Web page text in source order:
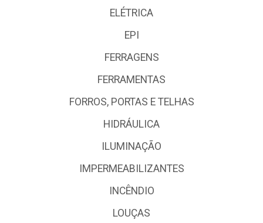
ELÉTRICA
EPI
FERRAGENS
FERRAMENTAS
FORROS, PORTAS E TELHAS
HIDRÁULICA
ILUMINAÇÃO
IMPERMEABILIZANTES
INCÊNDIO
LOUÇAS